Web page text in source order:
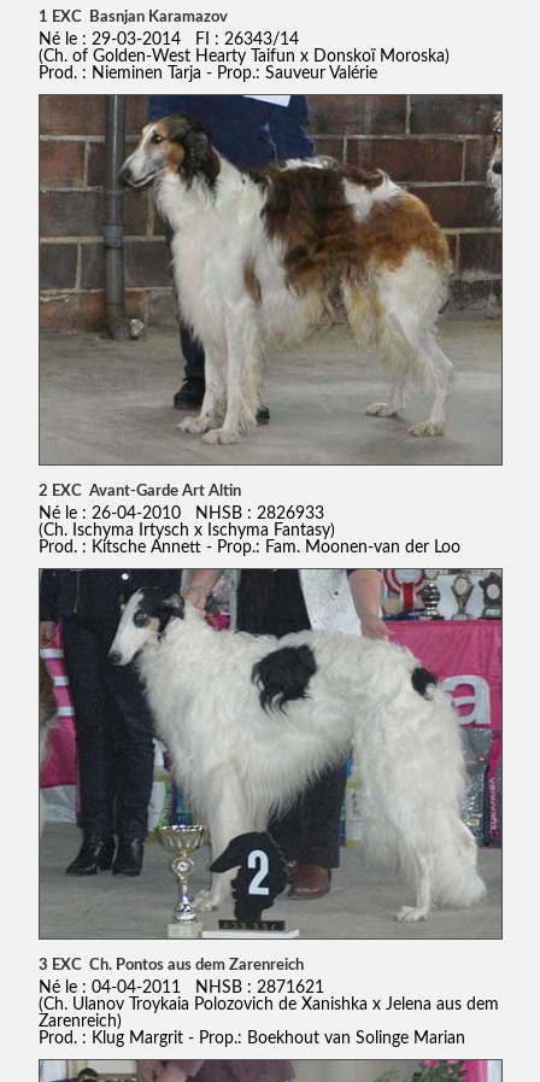
1 EXC Basnjan Karamazov
Né le : 29-03-2014 FI : 26343/14
(Ch. of Golden-West Hearty Taifun x Donskoï Moroska)
Prod. : Nieminen Tarja - Prop.: Sauveur Valérie
2 EXC Avant-Garde Art Altin
Né le : 26-04-2010 NHSB : 2826933
(Ch. Ischyma Irtysch x Ischyma Fantasy)
Prod. : Kitsche Annett - Prop.: Fam. Moonen-van der Loo
3 EXC Ch. Pontos aus dem Zarenreich
Né le : 04-04-2011 NHSB : 2871621
(Ch. Ulanov Troykaia Polozovich de Xanishka x Jelena aus dem
Zarenreich)
Prod. : Klug Margrit - Prop.: Boekhout van Solinge Marian